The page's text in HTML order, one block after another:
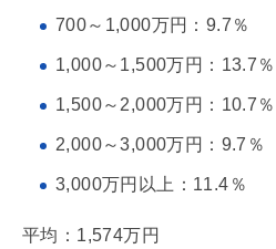
700～1,000万円：9.7％
1,000～1,500万円：13.7％
1,500～2,000万円：10.7％
2,000～3,000万円：9.7％
3,000万円以上：11.4％
平均：1,574万円